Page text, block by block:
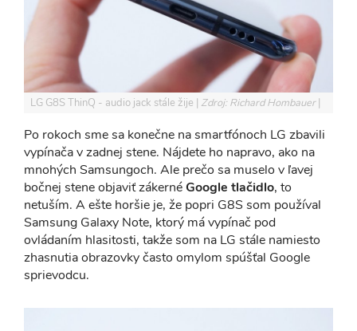
LG G8S ThinQ - audio jack stále žije Zdroj: Richard Hombauer
Po rokoch sme sa konečne na smartfónoch LG zbavili
vypínača v zadnej stene. Nájdete ho napravo, ako na
mnohých Samsungoch. Ale prečo sa muselo v ľavej
bočnej stene objaviť zákernéGoogle tlačidlo, to
netuším. A ešte horšie je, že popri G8S som používal
Samsung Galaxy Note, ktorý má vypínač pod
ovládaním hlasitosti, takže som na LG stále namiesto
zhasnutia obrazovky často omylom spúšťal Google
sprievodcu.